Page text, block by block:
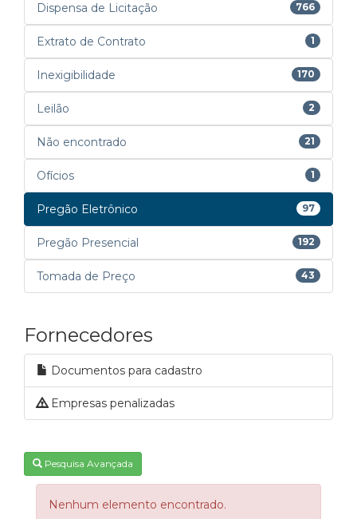
Dispensa de Licitação 766
Extrato de Contrato 1
Inexigibilidade 170
Leilão 2
Não encontrado 21
Ofícios 1
Pregão Eletrônico 97
Pregão Presencial 192
Tomada de Preço 43
Fornecedores
Documentos para cadastro
Empresas penalizadas
Pesquisa Avançada
Nenhum elemento encontrado.